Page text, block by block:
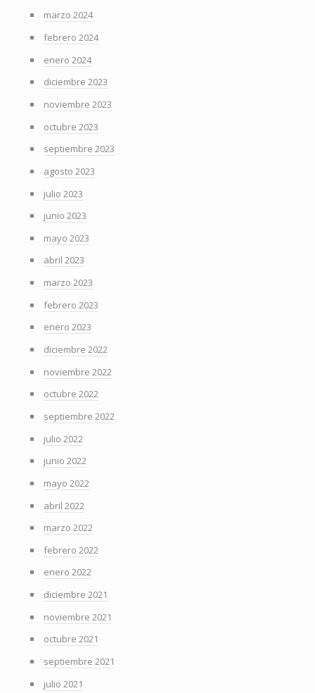
marzo 2024
febrero 2024
enero 2024
diciembre 2023
noviembre 2023
octubre 2023
septiembre 2023
agosto 2023
julio 2023
junio 2023
mayo 2023
abril 2023
marzo 2023
febrero 2023
enero 2023
diciembre 2022
noviembre 2022
octubre 2022
septiembre 2022
julio 2022
junio 2022
mayo 2022
abril 2022
marzo 2022
febrero 2022
enero 2022
diciembre 2021
noviembre 2021
octubre 2021
septiembre 2021
julio 2021